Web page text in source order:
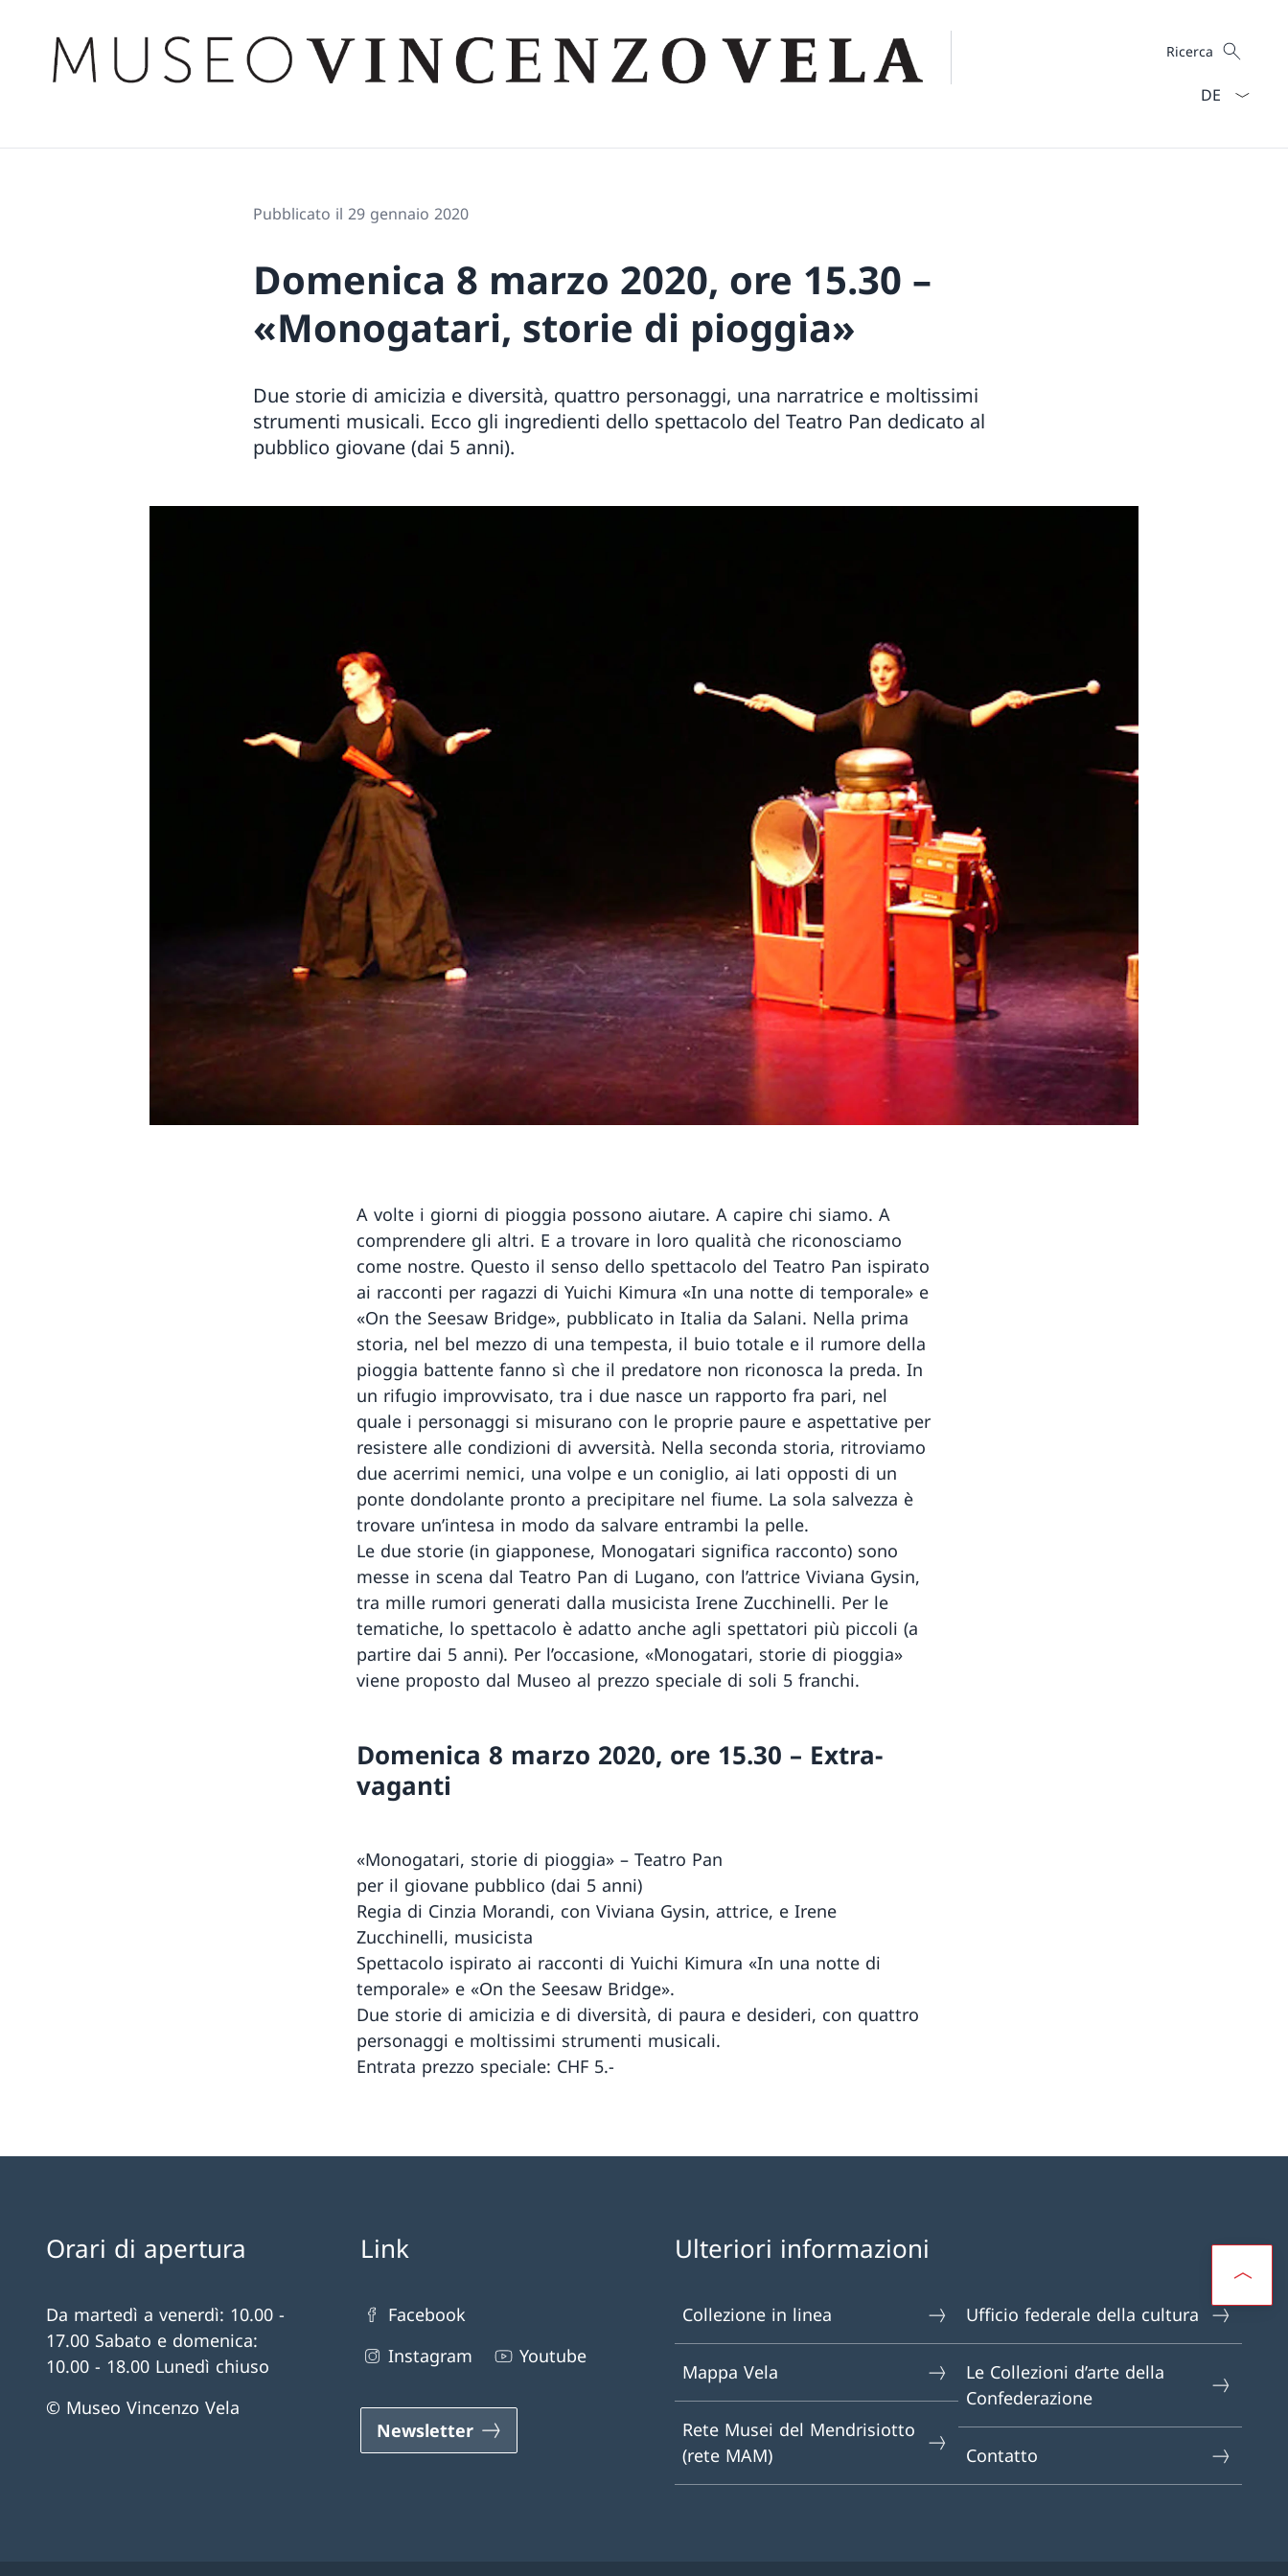
Cercare
Ricerca
Pubblicato il 29 gennaio 2020
Domenica 8 marzo 2020, ore 15.30 –
«Monogatari, storie di pioggia»
Due storie di amicizia e diversità, quattro personaggi, una narratrice e moltissimi
strumenti musicali. Ecco gli ingredienti dello spettacolo del Teatro Pan dedicato al
pubblico giovane (dai 5 anni).
A volte i giorni di pioggia possono aiutare. A capire chi siamo. A
comprendere gli altri. E a trovare in loro qualità che riconosciamo
come nostre. Questo il senso dello spettacolo del Teatro Pan ispirato
ai racconti per ragazzi di Yuichi Kimura «In una notte di temporale» e
«On the Seesaw Bridge», pubblicato in Italia da Salani. Nella prima
storia, nel bel mezzo di una tempesta, il buio totale e il rumore della
pioggia battente fanno sì che il predatore non riconosca la preda. In
un rifugio improvvisato, tra i due nasce un rapporto fra pari, nel
quale i personaggi si misurano con le proprie paure e aspettative per
resistere alle condizioni di avversità. Nella seconda storia, ritroviamo
due acerrimi nemici, una volpe e un coniglio, ai lati opposti di un
ponte dondolante pronto a precipitare nel fiume. La sola salvezza è
trovare un’intesa in modo da salvare entrambi la pelle.
Le due storie (in giapponese, Monogatari significa racconto) sono
messe in scena dal Teatro Pan di Lugano, con l’attrice Viviana Gysin,
tra mille rumori generati dalla musicista Irene Zucchinelli. Per le
tematiche, lo spettacolo è adatto anche agli spettatori più piccoli (a
partire dai 5 anni). Per l’occasione, «Monogatari, storie di pioggia»
viene proposto dal Museo al prezzo speciale di soli 5 franchi.
Domenica 8 marzo 2020, ore 15.30 – Extra-
vaganti
«Monogatari, storie di pioggia» – Teatro Pan
per il giovane pubblico (dai 5 anni)
Regia di Cinzia Morandi, con Viviana Gysin, attrice, e Irene
Zucchinelli, musicista
Spettacolo ispirato ai racconti di Yuichi Kimura «In una notte di
temporale» e «On the Seesaw Bridge».
Due storie di amicizia e di diversità, di paura e desideri, con quattro
personaggi e moltissimi strumenti musicali.
Entrata prezzo speciale: CHF 5.-
Orari di apertura
Da martedì a venerdì: 10.00 -
17.00 Sabato e domenica:
10.00 - 18.00 Lunedì chiuso
© Museo Vincenzo Vela
Link
Facebook
Instagram
Youtube
Newsletter
Ulteriori informazioni
Collezione in linea
Mappa Vela
Rete Musei del Mendrisiotto
(rete MAM)
Ufficio federale della cultura
Le Collezioni d’arte della
Confederazione
Contatto